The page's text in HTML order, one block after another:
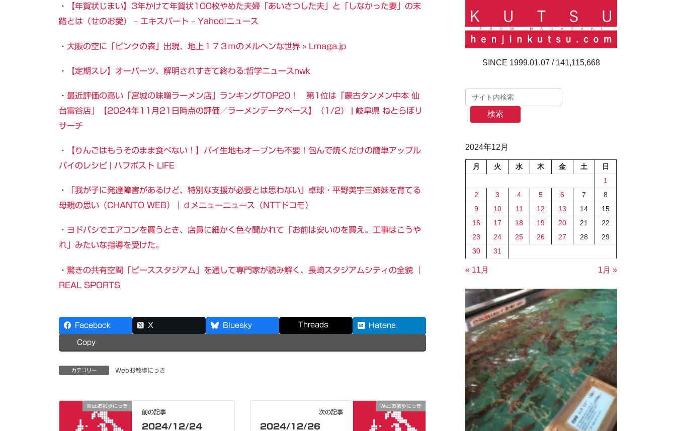
・
【年賀状じまい】3年かけて年賀状100枚やめた夫婦「あいさつした夫」と「しなかった妻」の末
路とは（せのお愛） – エキスパート – Yahoo!ニュース
・ 大阪の空に「ピンクの森」出現、地上１７３ｍのメルヘンな世界 » Lmaga.jp
・ 【定期スレ】オーパーツ、解明されすぎて終わる:哲学ニュースnwk
・ 最近評価の高い「宮城の味噌ラーメン店」ランキングTOP20！ 第1位は「蒙古タンメン中本 仙
台富谷店」【2024年11月21日時点の評価／ラーメンデータベース】（1/2） | 岐阜県 ねとらぼリ
サーチ
・
【りんごはもうそのまま食べない！】パイ生地もオーブンも不要！包んで焼くだけの簡単アップル
パイのレシピ | ハフポスト LIFE
・
「我が子に発達障害があるけど、特別な支援が必要とは思わない」卓球・平野美宇三姉妹を育てる
母親の思い（CHANTO WEB）｜ｄメニューニュース（NTTドコモ）
・ ヨドバシでエアコンを買うとき、店員に細かく色々聞かれて「お前は安いのを買え。工事はこうや
れ」みたいな指導を受けた。
・ 驚きの共有空間「ピーススタジアム」を通して専門家が読み解く、長崎スタジアムシティの全貌 ｜
REAL SPORTS
Facebook X Bluesky Threads Hatena
Copy
カテゴリー Webお散歩にっき
Webお散歩にっき
前の記事
2024/12/24
Webお散歩にっき
次の記事
2024/12/26
141,115,668
検索
2024年12月
月 火 水 木 金 土
日
1
2
3 4 5 6 7
8
9
10 11 12 13 14
15
16
17 18 19 20 21
22
23
24 25 26 27 28
29
30
31
« 11月 1月 »